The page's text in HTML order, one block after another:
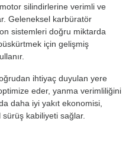
silindirlerine verimli ve
Geleneksel karbüratör
sistemleri doğru miktarda
için gelişmiş
ihtiyaç duyulan yere
eder, yanma verimliliğini
daha iyi yakıt ekonomisi,
kabiliyeti sağlar.